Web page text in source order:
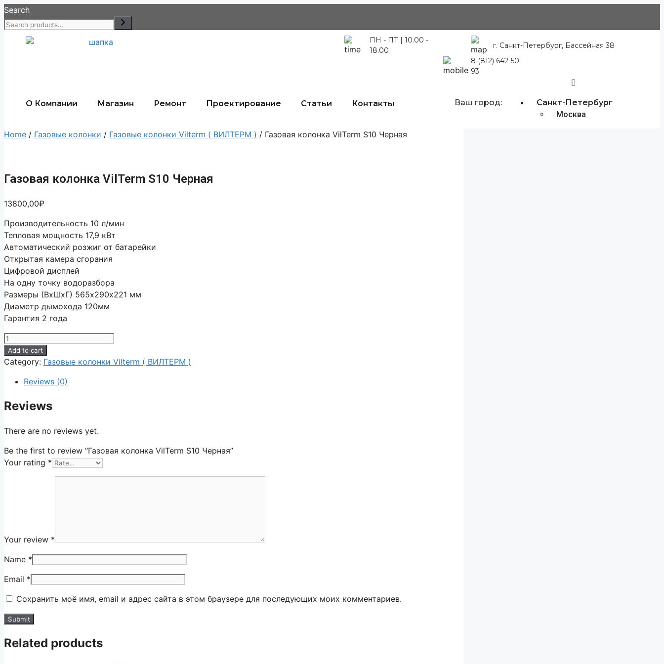
Search
ПН - ПТ | 10.00 -
18.00
г. Санкт-Петербург, Бассейная 38
8 (812) 642-50-
93
О Компании Магазин Ремонт Проектирование Статьи Контакты Ваш город:
Санкт-Петербург
Москва
Home / Газовые колонки / Газовые колонки Vilterm ( ВИЛТЕРМ ) / Газовая колонка VilTerm S10 Черная
Газовая колонка VilTerm S10 Черная
13800,00₽
Производительность 10 л/мин
Тепловая мощность 17,9 кВт
Автоматический розжиг от батарейки
Открытая камера сгорания
Цифровой дисплей
На одну точку водоразбора
Размеры (ВxШxГ) 565х290х221 мм
Диаметр дымохода 120мм
Гарантия 2 года
Add to cart
Category: Газовые колонки Vilterm ( ВИЛТЕРМ )
Reviews (0)
Reviews
There are no reviews yet.
Be the first to review “Газовая колонка VilTerm S10 Черная”
Your rating *
Your review *
Name *
Email *
Сохранить моё имя, email и адрес сайта в этом браузере для последующих моих комментариев.
Related products